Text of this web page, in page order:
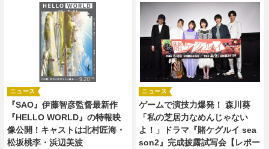
『SAO』伊藤智彦監督最新作
『HELLO WORLD』の特報映
像公開！キャストは北村匠海・
松坂桃李・浜辺美波
ニュース
ゲームで演技力爆発！ 森川葵
「私の芝居力なめんじゃない
よ！」ドラマ『賭ケグルイ sea
son2』完成披露試写会【レポー
ニュース